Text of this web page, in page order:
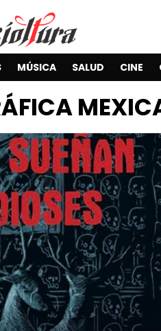
MÚSICA SALUD CINE